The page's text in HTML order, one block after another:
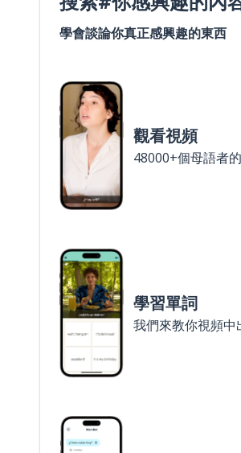
學會談論你真正感興趣的東西
觀看視頻
48000+個母語者
學習單詞
我們來教你視頻中